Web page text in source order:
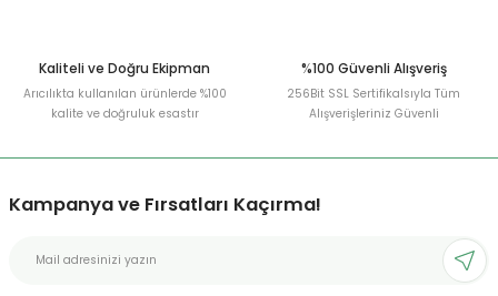
Kaliteli ve Doğru Ekipman
Arıcılıkta kullanılan ürünlerde %100
kalite ve doğruluk esastır
%100 Güvenli Alışveriş
256Bit SSL Sertifikalsıyla Tüm
Alışverişleriniz Güvenli
Kampanya ve Fırsatları Kaçırma!